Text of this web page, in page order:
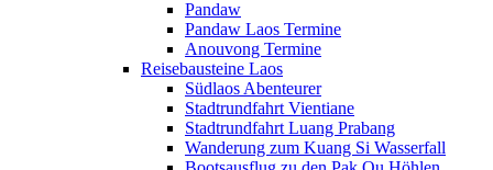
Pandaw
Pandaw Laos Termine
Anouvong Termine
Reisebausteine Laos
Südlaos Abenteurer
Stadtrundfahrt Vientiane
Stadtrundfahrt Luang Prabang
Wanderung zum Kuang Si Wasserfall